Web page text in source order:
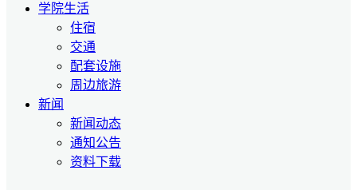
学院生活
住宿
交通
配套设施
周边旅游
新闻
新闻动态
通知公告
资料下载